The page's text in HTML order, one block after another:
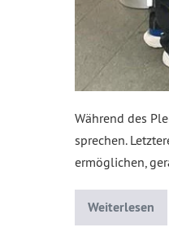
Während des
sprechen.
ermöglichen,
Weiterlesen